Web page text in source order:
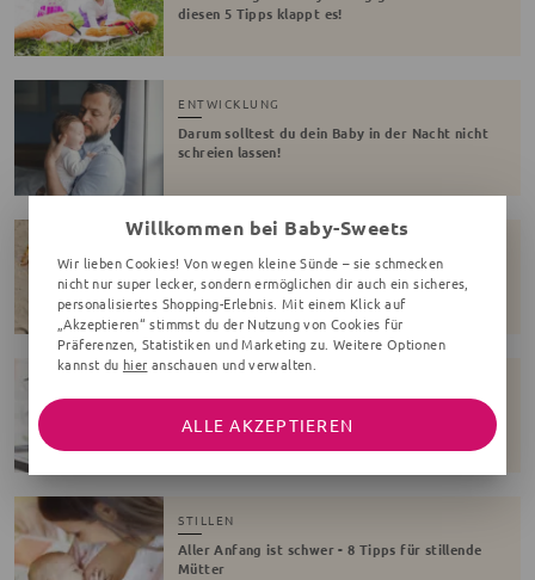
diesen 5 Tipps klappt es!
ENTWICKLUNG
Darum solltest du dein Baby in der Nacht nicht
schreien lassen!
Der Wirbel um Vitamin D - Warum es für dein
Baby so wichtig ist
STILLEN
Aller Anfang ist schwer - 8 Tipps für stillende
Mütter
Willkommen bei Baby-Sweets
Wir lieben Cookies! Von wegen kleine Sünde – sie schmecken
nicht nur super lecker, sondern ermöglichen dir auch ein sicheres,
personalisiertes Shopping-Erlebnis. Mit einem Klick auf
„Akzeptieren“ stimmst du der Nutzung von Cookies für
Präferenzen, Statistiken und Marketing zu. Weitere Optionen
kannst du hier anschauen und verwalten.
ALLE AKZEPTIEREN